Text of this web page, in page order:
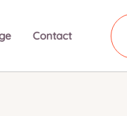
Contact